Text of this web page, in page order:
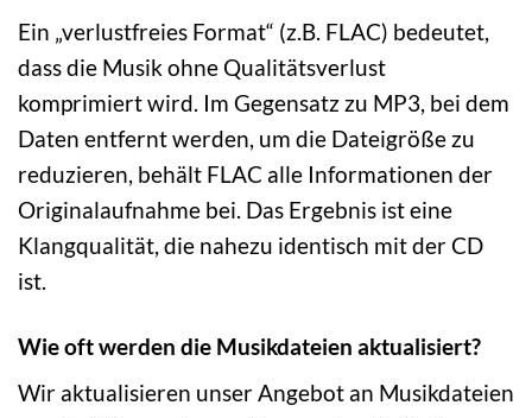
Ein „verlustfreies Format“ (z.B. FLAC) bedeutet,
dass die Musik ohne Qualitätsverlust
komprimiert wird. Im Gegensatz zu MP3, bei dem
Daten entfernt werden, um die Dateigröße zu
reduzieren, behält FLAC alle Informationen der
Originalaufnahme bei. Das Ergebnis ist eine
Klangqualität, die nahezu identisch mit der CD
ist.
Wie oft werden die Musikdateien aktualisiert?
Wir aktualisieren unser Angebot an Musikdateien